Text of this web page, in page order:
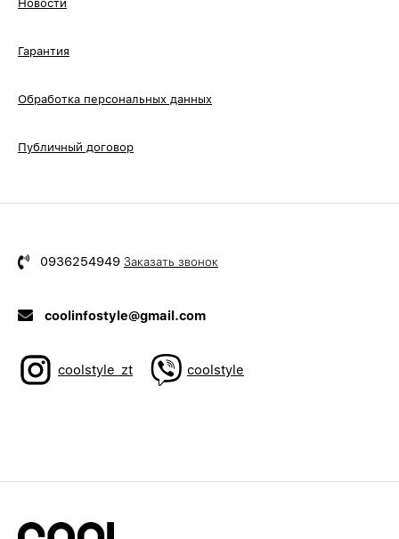
Новости
Гарантия
Обработка персональных данных
Публичный договор
0936254949 Заказать звонок
coolinfostyle@gmail.com
coolstyle_zt coolstyle